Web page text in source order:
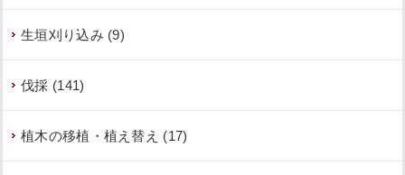
生垣刈り込み (9)
伐採 (141)
植木の移植・植え替え (17)